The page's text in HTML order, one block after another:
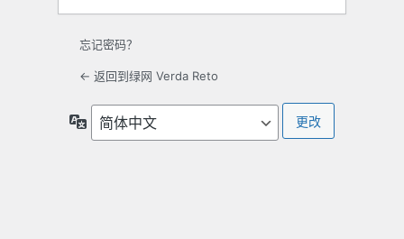
忘记密码？
← 返回到绿网 Verda Reto
言